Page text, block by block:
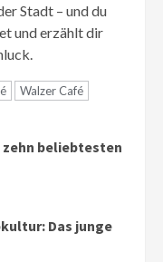
Stadt – und du
und erzählt dir
Walzer Café
zehn beliebtesten
Das junge